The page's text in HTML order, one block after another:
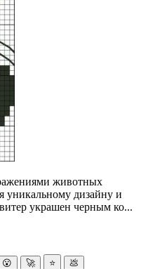
животных
уникальному дизайну и
украшен черным ко...
😮 🚀 ⭐ 💩